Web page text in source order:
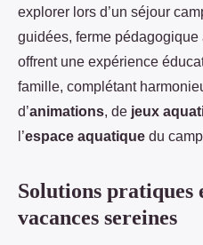
explorer lors d’un séjour
guidées, ferme pédagogique
offrent une expérience
famille, complétant
d’animations, de jeux
l’espace aquatique du
Solutions pratiques
vacances sereines